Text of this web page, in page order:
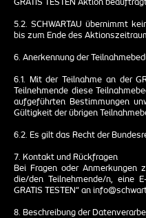
GRATIS TESTEN Aktion
5.2. SCHWARTAU übernimmt
bis zum Ende des
6. Anerkennung der
6.1. Mit der Teilnahme an der
Teilnehmende diese
aufgeführten Bestimmungen
Gültigkeit der übrigen
6.2. Es gilt das Recht der
7. Kontakt und Rückfragen
Bei Fragen oder Anmerkungen
die/den Teilnehmende/n, eine
GRATIS TESTEN“ an
8. Beschreibung der